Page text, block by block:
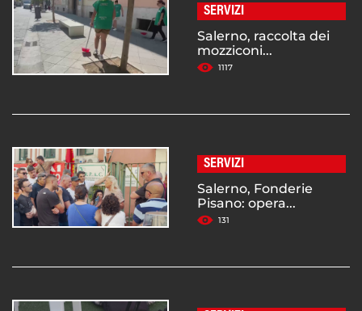
SERVIZI
Salerno, raccolta dei
mozziconi...
1117
SERVIZI
Salerno, Fonderie
Pisano: opera...
131